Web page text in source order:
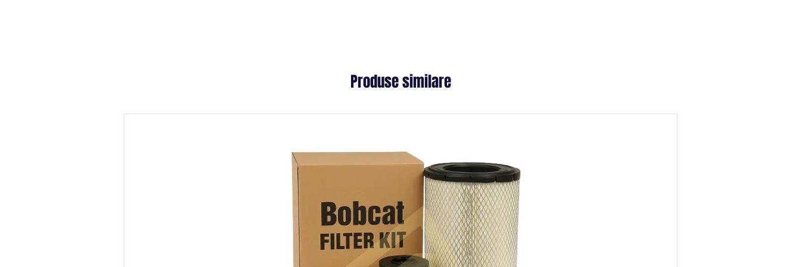
Produse similare